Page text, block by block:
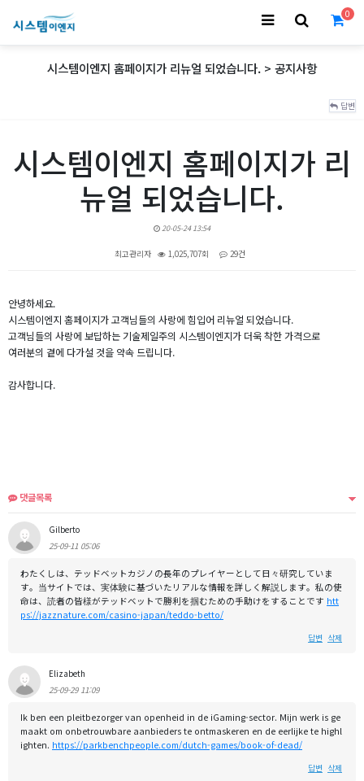
0
시스템이엔지 홈페이지가 리뉴얼 되었습니다. > 공지사항
답변
시스템이엔지 홈페이지가 리
뉴얼 되었습니다.
20-05-24 13:54
최고관리자 1,025,707회 29건
본문
안녕하세요.
시스템이엔지 홈페이지가 고객님들의 사랑에 힘입어 리뉴얼 되었습니다.
고객님들의 사랑에 보답하는 기술제일주의 시스템이엔지가 더욱 착한 가격으로
여러분의 곁에 다가설 것을 약속 드립니다.
감사합니다.
댓글목록
Gilberto
25-09-11 05:06
わたくしは、テッドベットカジノの長年のプレイヤーとして日々研究していま
す。当サイトでは、実体験に基づいたリアルな情報を詳しく解説します。私の使
命は、読者の皆様がテッドベットで勝利を掴むための手助けをすることです htt
ps://jazznature.com/casino-japan/teddo-betto/
답변 삭제
Elizabeth
25-09-29 11:09
Ik ben een pleitbezorger van openheid in de iGaming-sector. Mijn werk is ge
maakt om onbetrouwbare aanbieders te ontmaskeren en de eerlijke te highl
ighten. https://parkbenchpeople.com/dutch-games/book-of-dead/
답변 삭제